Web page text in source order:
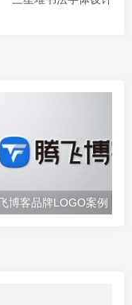
博客品牌LOGO案例